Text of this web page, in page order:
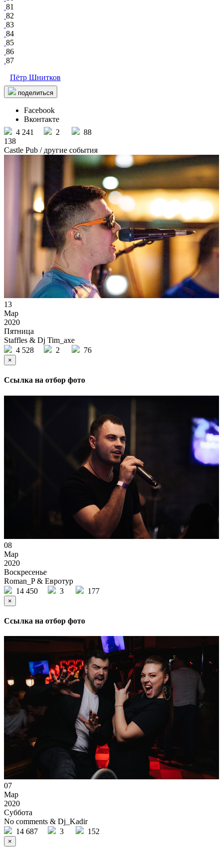
81
82
83
84
85
86
87
Пётр Шнитков
поделиться
Facebook
Вконтакте
4 241
2
88
138
Castle Pub / другие события
13
Мар
2020
Пятница
Staffles & Dj Tim_axe
4 528
2 76
×
Ссылка на отбор фото
08
Мар
2020
Воскресенье
Roman_P & Евротур
14 450
3 177
×
Ссылка на отбор фото
07
Мар
2020
Суббота
No comments & Dj_Kadir
14 687
3 152
×